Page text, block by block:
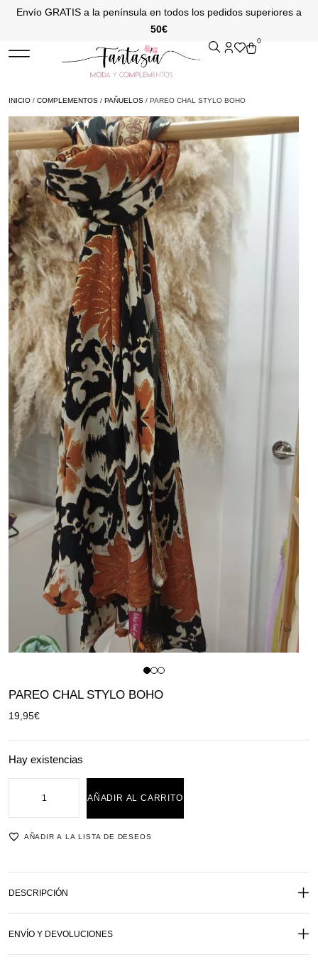
Envío GRATIS a la península en todos los pedidos superiores a
50€
0
INICIO / COMPLEMENTOS / PAÑUELOS / PAREO CHAL STYLO BOHO
PAREO CHAL STYLO BOHO
19,95€
Hay existencias
AÑADIR AL CARRITO
AÑADIR A LA LISTA DE DESEOS
DESCRIPCIÓN
ENVÍO Y DEVOLUCIONES